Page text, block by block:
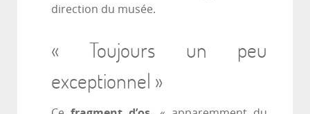
direction du musée.
« Toujours un peu
exceptionnel »